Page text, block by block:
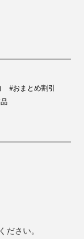
て、丁寧に育
へのギフトに
い人へ。
#おまとめ割引
ださい。